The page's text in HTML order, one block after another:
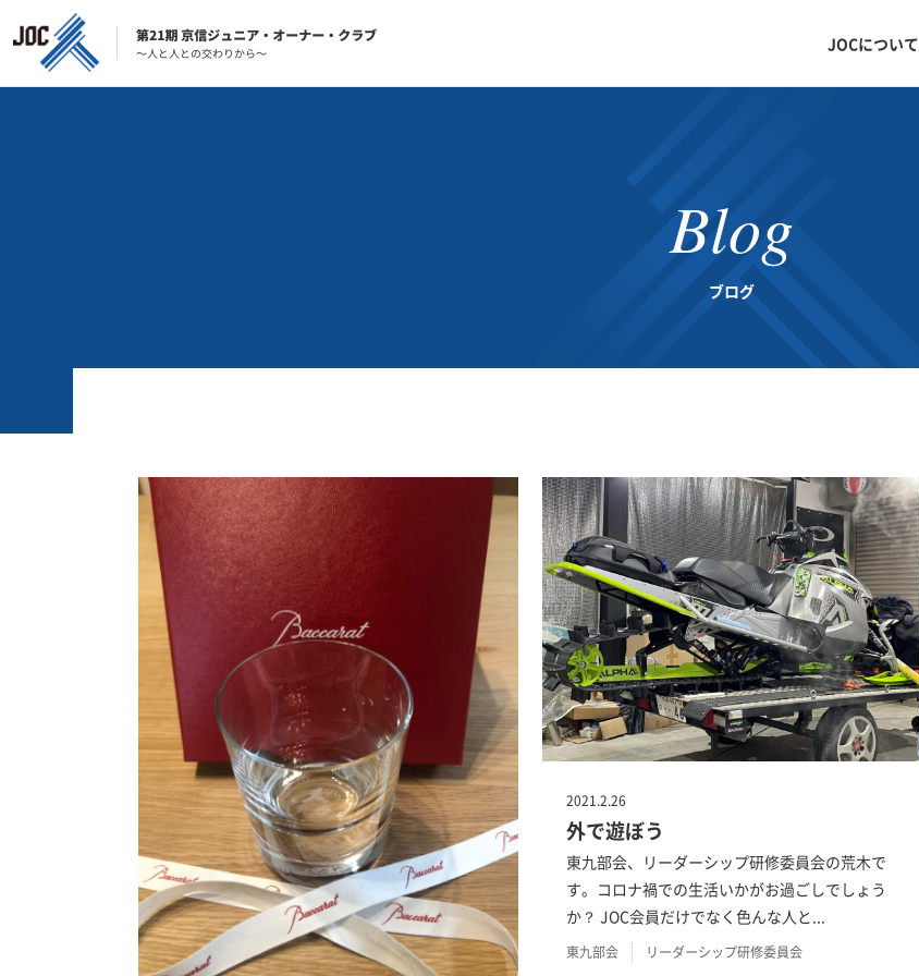
JOCについて
Blog
ブログ
2021.2.26
外で遊ぼう
東九部会、リーダーシップ研修委員会の荒木で
す。コロナ禍での生活いかがお過ごしでしょう
か？ JOC会員だけでなく色んな人と...
東九部会 リーダーシップ研修委員会